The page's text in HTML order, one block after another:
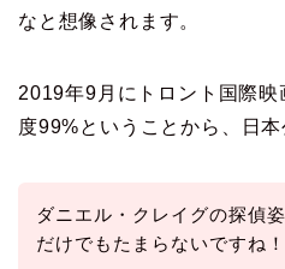
なと想像されます。
2019年9月にトロント国際映
度99%ということから、日
ダニエル・クレイグの探偵
だけでもたまらないですね！